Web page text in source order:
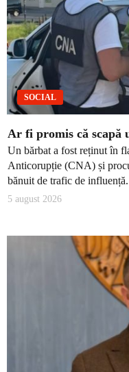
SOCIAL
Ar fi promis că scapă
Un bărbat a fost reținut în
Anticorupție (CNA) și
bănuit de trafic de
5 august 2026